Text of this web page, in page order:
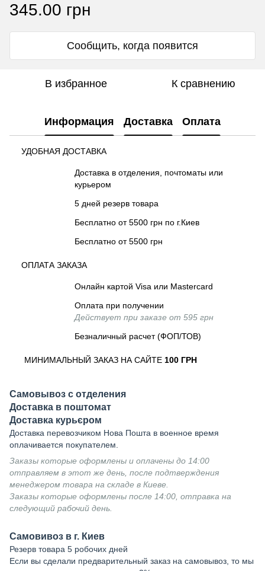
345.00 грн
Сообщить, когда появится
В избранное К сравнению
Информация Доставка Оплата
УДОБНАЯ ДОСТАВКА
Доставка в отделения, почтоматы или
курьером
5 дней резерв товара
Бесплатно от 5500 грн по г.Киев
Бесплатно от 5500 грн
ОПЛАТА ЗАКАЗА
Онлайн картой Visa или Mastercard
Оплата при получении
Действует при заказе от 595 грн
Безналичный расчет (ФОП/ТОВ)
МИНИМАЛЬНЫЙ ЗАКАЗ НА САЙТЕ 100 ГРН
Самовывоз с отделения
Доставка в поштомат
Доставка курьєром
Доставка перевозчиком Нова Пошта в военное время
оплачивается покупателем.
Заказы которые оформлены и оплачены до 14:00
отправляем в этот же день, после подтверждения
менеджером товара на складе в Киеве.
Заказы которые оформлены после 14:00, отправка на
следующий рабочий день.
Самовивоз в г. Киев
Резерв товара 5 робочих дней
Если вы сделали предварительный заказ на самовывоз, то мы